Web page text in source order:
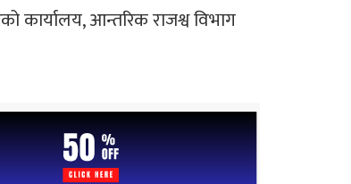
कार्यालय, आन्तरिक राजश्व विभाग